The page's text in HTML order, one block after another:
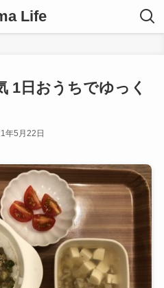
Life
1日おうちでゆっく
年5月22日